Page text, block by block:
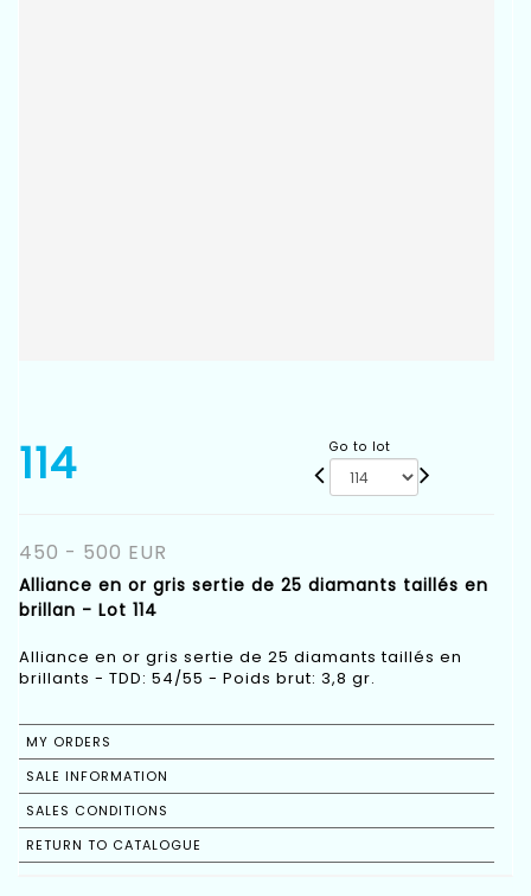
114 Go to lot
450 - 500 EUR
Alliance en or gris sertie de 25 diamants taillés en
brillan - Lot 114
Alliance en or gris sertie de 25 diamants taillés en
brillants - TDD: 54/55 - Poids brut: 3,8 gr.
MY ORDERS
SALE INFORMATION
SALES CONDITIONS
RETURN TO CATALOGUE